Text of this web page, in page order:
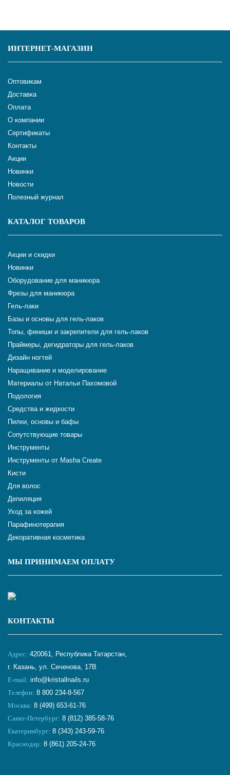
ИНТЕРНЕТ-МАГАЗИН
Оптовикам
Доставка
Оплата
О компании
Сертификаты
Контакты
Акции
Новинки
Новости
Полезный журнал
КАТАЛОГ ТОВАРОВ
Акции и скидки
Новинки
Оборудование для маникюра
Фрезы для маникюра
Гель-лаки
Базы и основы для гель-лаков
Топы, финиши и закрепители для гель-лаков
Праймеры, дегидраторы для гель-лаков
Дизайн ногтей
Наращивание и моделирование
Материалы от Натальи Пахомовой
Подология
Средства и жидкости
Пилки, основы и бафы
Сопутствующие товары
Инструменты
Инструменты от Masha Create
Кисти
Для волос
Депиляция
Уход за кожей
Парафинотерапия
Декоративная косметика
МЫ ПРИНИМАЕМ ОПЛАТУ
КОНТАКТЫ
Адрес: 420061, Республика Татарстан,
г. Казань, ул. Сеченова, 17В
E-mail: info@kristallnails.ru
Телефон: 8 800 234-8-567
Москва: 8 (499) 653-61-76
Санкт-Петербург: 8 (812) 385-58-76
Екатеринбург: 8 (343) 243-59-76
Краснодар: 8 (861) 205-24-76